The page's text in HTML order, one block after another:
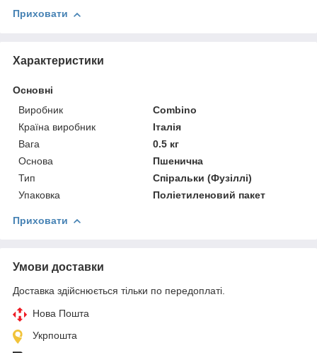
Приховати
Характеристики
Основні
Виробник
Combino
Країна виробник
Італія
Вага
0.5 кг
Основа
Пшенична
Тип
Спіральки (Фузіллі)
Упаковка
Поліетиленовий пакет
Приховати
Умови доставки
Доставка здійснюється тільки по передоплаті.
Нова Пошта
Укрпошта